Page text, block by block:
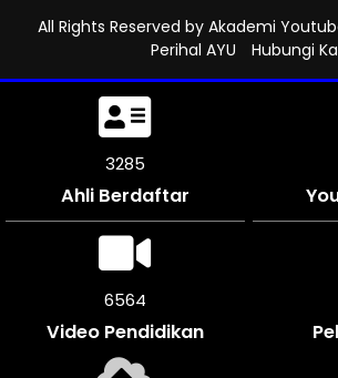
All Rights Reserved by Akademi
Perihal AYU
Hubungi
3552
Ahli Berdaftar
7104
Video Pendidikan